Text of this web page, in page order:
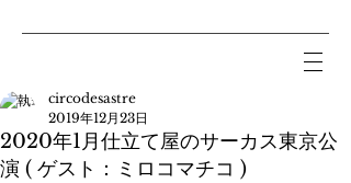
2020年1月仕立て屋のサーカス東京公
演 ( ゲスト：ミロコマチコ )
circodesastre
2019年12月23日